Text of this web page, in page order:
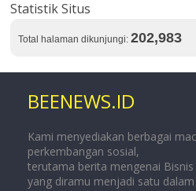
Statistik Situs
Total halaman dikunjungi:202,983
BEENEWS.ID
Kami menyediakan berbagai
perkembangan sosial,
terutama berita mengenai
yang diramu menjadi satu